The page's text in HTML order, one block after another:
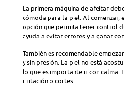
La primera máquina de afeitar
cómoda para la piel. Al comenzar,
opción que permita tener control
ayuda a evitar errores y a ganar
También es recomendable
y sin presión. La piel no está
lo que es importante ir con calma.
irritación o cortes.